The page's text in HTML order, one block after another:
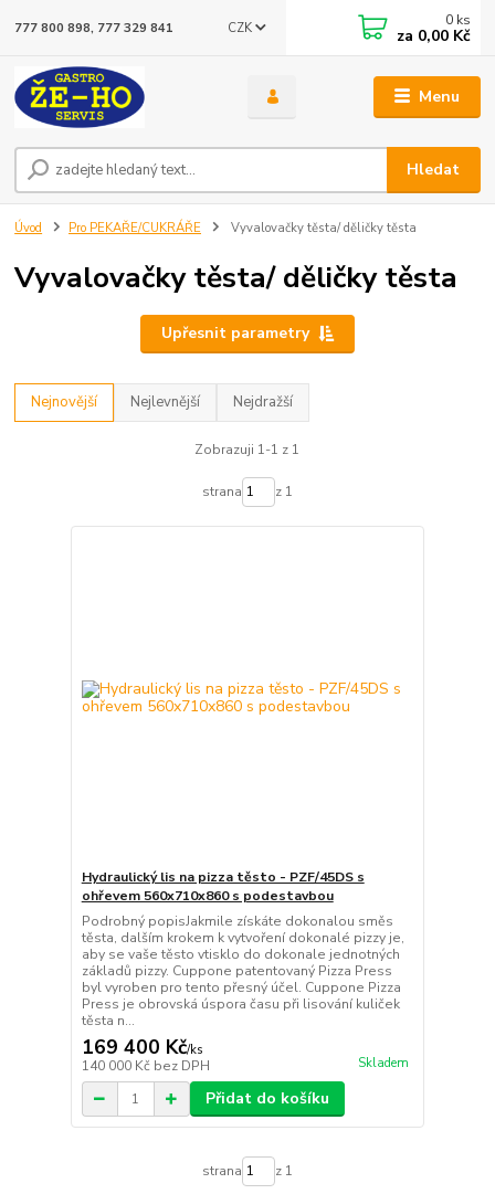
Menu
CZK
Hledat
777 800 898, 777 329 841 0 ks
za 0,00 Kč
Úvod Pro PEKAŘE/CUKRÁŘE Vyvalovačky těsta/ děličky těsta
Vyvalovačky těsta/ děličky těsta
Upřesnit parametry
Nejnovější Nejlevnější Nejdražší
Zobrazuji 1-1 z 1
strana z 1
Hydraulický lis na pizza těsto - PZF/45DS s
ohřevem 560x710x860 s podestavbou
Podrobný popisJakmile získáte dokonalou směs
těsta, dalším krokem k vytvoření dokonalé pizzy je,
aby se vaše těsto vtisklo do dokonale jednotných
základů pizzy. Cuppone patentovaný Pizza Press
byl vyroben pro tento přesný účel. Cuppone Pizza
Press je obrovská úspora času při lisování kuliček
těsta n...
169 400 Kč/ks
140 000 Kč bez DPH Skladem
Přidat do košíku
strana z 1